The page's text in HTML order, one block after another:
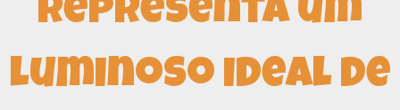
representa um
luminoso ideal de